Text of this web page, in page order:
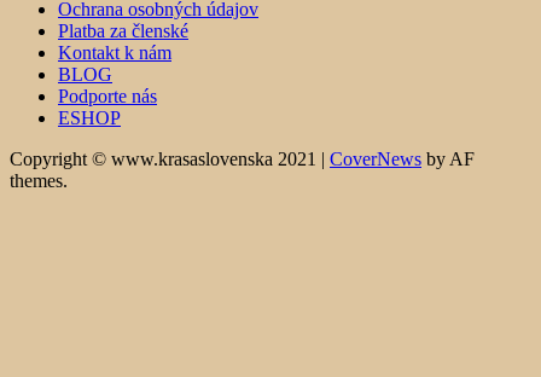
Ochrana osobných údajov
Platba za členské
Kontakt k nám
BLOG
Podporte nás
ESHOP
Copyright © www.krasaslovenska 2021 | CoverNews by AF
themes.